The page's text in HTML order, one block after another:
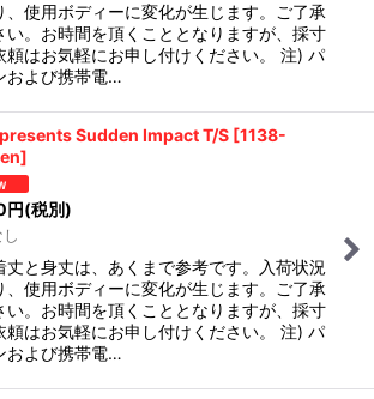
、使用ボディーに変化が生じます。ご了承
い。お時間を頂くこととなりますが、採寸
頼はお気軽にお申し付けください。 注) パ
および携帯電…
Sudden Impact T/S [1138-
]
円(税別)
丈と身丈は、あくまで参考です。入荷状況
、使用ボディーに変化が生じます。ご了承
い。お時間を頂くこととなりますが、採寸
頼はお気軽にお申し付けください。 注) パ
および携帯電…